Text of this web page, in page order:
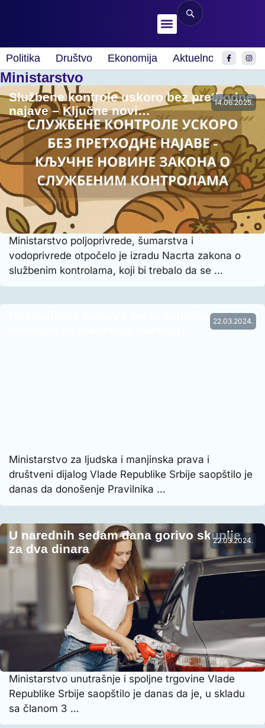
Politika Društvo Ekonomija Aktuelnosti Sport
Ministarstvo
14.06.2025.
Službene kontrole uskoro bez prethodne
najave – Ključne novi…
Ministarstvo poljoprivrede, šumarstva i
vodoprivrede otpočelo je izradu Nacrta zakona o
službenim kontrolama, koji bi trebalo da se …
22.03.2024.
Postavljene osnove metodologije za
Ministarstvo za ljudska i manjinska prava i
društveni dijalog Vlade Republike Srbije saopštilo je
danas da donošenje Pravilnika …
22.03.2024.
U narednih sedam dana gorivo skuplje
za dva dinara
Ministarstvo unutrašnje i spoljne trgovine Vlade
Republike Srbije saopštilo je danas da je, u skladu
sa članom 3 …